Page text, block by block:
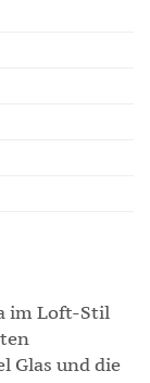
im Loft-Stil
Glas und die